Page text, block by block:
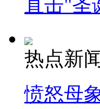
直击"圣
热点新
愤怒母